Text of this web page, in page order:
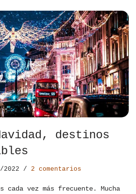
destinos
2022 2 comentarios
cada vez más frecuente. Mucha